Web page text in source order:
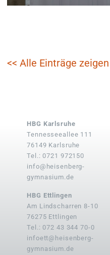
<< Alle Einträge zeigen
HBG Karlsruhe
Tennesseeallee 111
76149 Karlsruhe
Tel.: 0721 972150
info@heisenberg-
gymnasium.de
HBG Ettlingen
Am Lindscharren 8-10
76275 Ettlingen
Tel.: 072 43 344 70-0
infoett@heisenberg-
gymnasium.de